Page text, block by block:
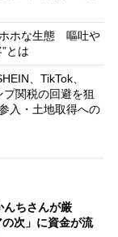
ホホな生態 嘔吐や
とは
、TikTok、
関税の回避を狙
入・土地取得への
んちさんが厳
次」に資金が流